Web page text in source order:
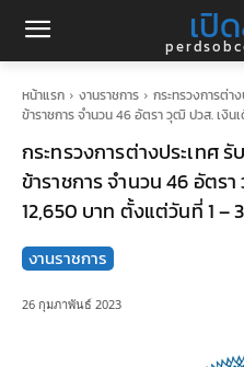
เปิ
หน้าแรก งานราชการ
กระทรวงการต่า
ข้าราชการ จำนวน 46 อัตรา วุฒิ ปวส. เงิน
กระทรวงการต่างประเทศ
ข้าราชการ จำนวน 46 อัตร
12,650 บาท ตั้งแต่วันที่ 1 –
งานราชการ
26 กุมภาพันธ์ 2023